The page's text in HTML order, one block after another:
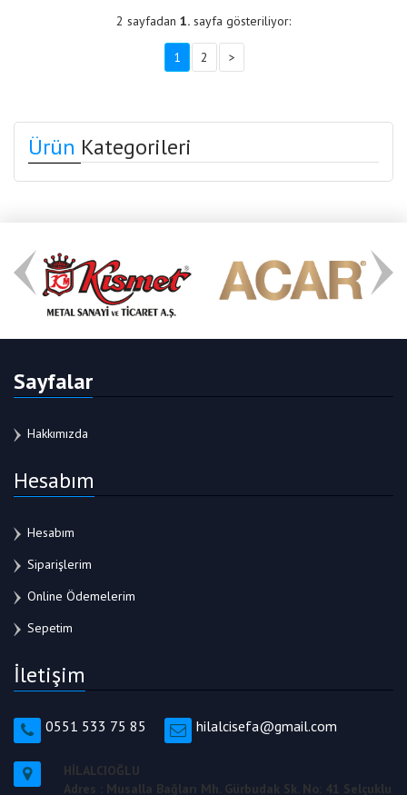
2 sayfadan 1. sayfa gösteriliyor:
1 2 >
Ürün Kategorileri
Sayfalar
Hesabım
Online Ödemelerim
İletişim
HİLALCIOĞLU
Adres : Musalla Bağları Mh. Gürbudak Sk. No: 41 Selçuklu